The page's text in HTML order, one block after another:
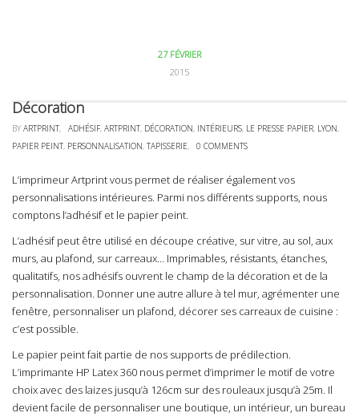
27 FÉVRIER
2015
Décoration
BY ARTPRINT, ADHÉSIF, ARTPRINT, DÉCORATION, INTÉRIEURS, LE PRESSE PAPIER, LYON,
PAPIER PEINT, PERSONNALISATION, TAPISSERIE, 0 COMMENTS
L’imprimeur Artprint vous permet de réaliser également vos
personnalisations intérieures. Parmi nos différents supports, nous
comptons l’adhésif et le papier peint.
L’adhésif peut être utilisé en découpe créative, sur vitre, au sol, aux
murs, au plafond, sur carreaux… Imprimables, résistants, étanches,
qualitatifs, nos adhésifs ouvrent le champ de la décoration et de la
personnalisation. Donner une autre allure à tel mur, agrémenter une
fenêtre, personnaliser un plafond, décorer ses carreaux de cuisine :
c’est possible.
Le papier peint fait partie de nos supports de prédilection.
L’imprimante HP Latex 360 nous permet d’imprimer le motif de votre
choix avec des laizes jusqu’à 126cm sur des rouleaux jusqu’à 25m. Il
devient facile de personnaliser une boutique, un intérieur, un bureau